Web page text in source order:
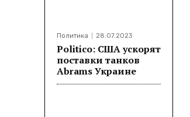
Политика 28.07.2023
Politico: США ускорят
поставки танков
Abrams Украине